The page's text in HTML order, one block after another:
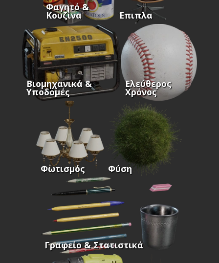
Φαγητό &
Κουζίνα Επιπλα
Βιομηχανικά &
Υποδομές
Ελεύθερος
Χρόνος
Φωτισμός Φύση
Γραφείο & Στατιστικά